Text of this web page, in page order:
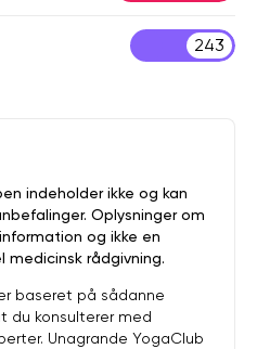
243
indeholder ikke og kan
Oplysninger om
og ikke en
medicinsk rådgivning.
baseret på sådanne
du konsulterer med
Unagrande YogaClub